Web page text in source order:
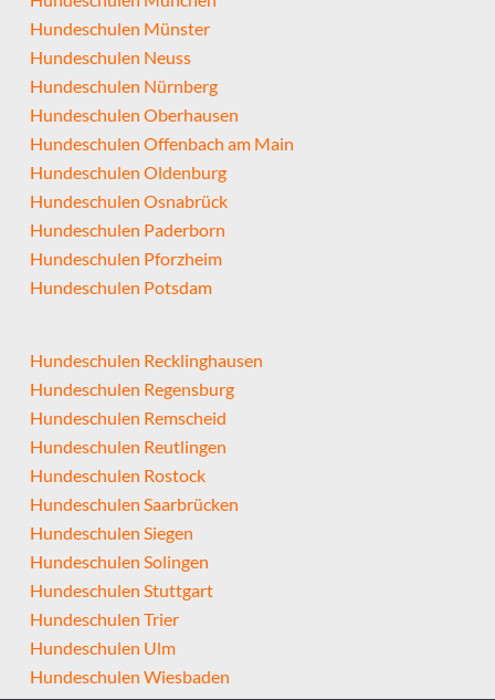
Hundeschulen Münster
Hundeschulen Neuss
Hundeschulen Nürnberg
Hundeschulen Oberhausen
Hundeschulen Offenbach am Main
Hundeschulen Oldenburg
Hundeschulen Osnabrück
Hundeschulen Paderborn
Hundeschulen Pforzheim
Hundeschulen Potsdam
Hundeschulen Recklinghausen
Hundeschulen Regensburg
Hundeschulen Remscheid
Hundeschulen Reutlingen
Hundeschulen Rostock
Hundeschulen Saarbrücken
Hundeschulen Siegen
Hundeschulen Solingen
Hundeschulen Stuttgart
Hundeschulen Trier
Hundeschulen Ulm
Hundeschulen Wiesbaden